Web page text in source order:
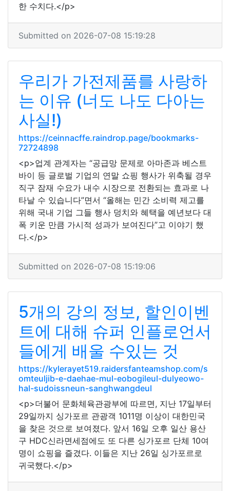
한 수치다.</p>
Submitted on 2026-07-08 15:19:28
우리가 가전제품를 사랑하
는 이유 (너도 나도 다아는
사실!)
https://ceinnacffe.raindrop.page/bookmarks-
72724898
<p>업계 관계자는 “공급망 문제로 아마존과 베스트
바이 등 글로벌 기업의 연말 쇼핑 행사가 위축될 경우
직구 잠재 수요가 내수 시장으로 전환되는 효과로 나
타날 수 있습니다”면서 “올해는 민간 소비력 제고를
위해 국내 기업 그들 행사 덩치와 혜택을 예년보다 대
폭 키운 만큼 가시적 성과가 보여진다”고 이야기 했
다.</p>
Submitted on 2026-07-08 15:19:06
5개의 강의 정보, 할인이벤
트에 대해 슈퍼 인플로언서
들에게 배울 수있는 것
https://kylerayet519.raidersfanteamshop.com/s
omteuljib-e-daehae-mul-eobogileul-dulyeowo-
hal-sudoissneun-sanghwangdeul
<p>더불어 문화체육관광부에 따르면, 지난 17일부터
29일까지 싱가포르 관광객 1011명 이상이 대한민국
을 찾은 것으로 보여졌다. 앞서 16일 오후 일산 용산
구 HDC신라면세점에도 또 다른 싱가포르 단체 10여
명이 쇼핑을 즐겼다. 이들은 지난 26일 싱가포르로
귀국했다.</p>